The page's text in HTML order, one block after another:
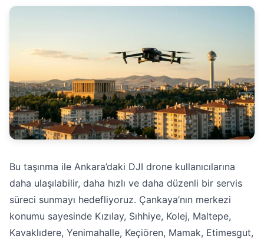
Bu taşınma ile Ankara’daki DJI drone kullanıcılarına
daha ulaşılabilir, daha hızlı ve daha düzenli bir servis
süreci sunmayı hedefliyoruz. Çankaya’nın merkezi
konumu sayesinde Kızılay, Sıhhiye, Kolej, Maltepe,
Kavaklıdere, Yenimahalle, Keçiören, Mamak, Etimesgut,